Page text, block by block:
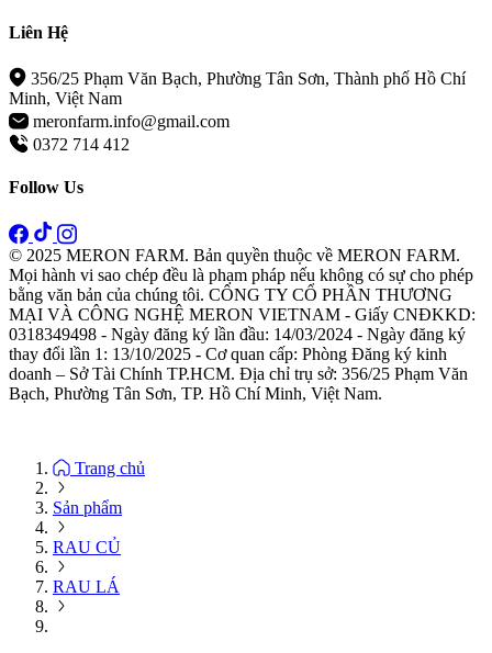
Liên Hệ
356/25 Phạm Văn Bạch, Phường Tân Sơn, Thành phố Hồ Chí
Minh, Việt Nam
meronfarm.info@gmail.com
0372 714 412
Follow Us
© 2025 MERON FARM. Bản quyền thuộc về MERON FARM.
Mọi hành vi sao chép đều là phạm pháp nếu không có sự cho phép
bằng văn bản của chúng tôi. CÔNG TY CỔ PHẦN THƯƠNG
MẠI VÀ CÔNG NGHỆ MERON VIETNAM - Giấy CNĐKKD:
0318349498 - Ngày đăng ký lần đầu: 14/03/2024 - Ngày đăng ký
thay đổi lần 1: 13/10/2025 - Cơ quan cấp: Phòng Đăng ký kinh
doanh – Sở Tài Chính TP.HCM. Địa chỉ trụ sở: 356/25 Phạm Văn
Bạch, Phường Tân Sơn, TP. Hồ Chí Minh, Việt Nam.
Trang chủ
Sản phẩm
RAU CỦ
RAU LÁ